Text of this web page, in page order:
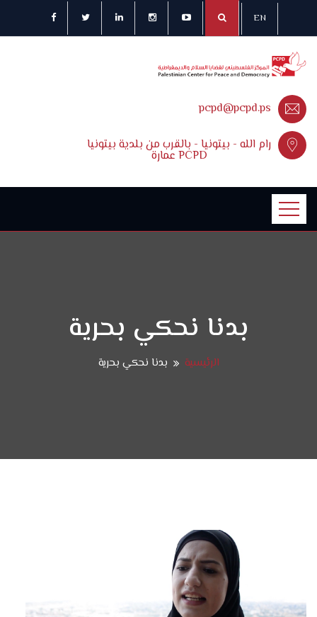
EN
pcpd@pcpd.ps
رام الله - بيتونيا - بالقرب من بلدية بيتونيا
عمارة PCPD
بدنا نحكي بحرية
الرئيسية بدنا نحكي بحرية